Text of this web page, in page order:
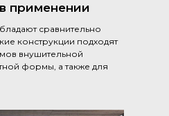
применении
сравнительно
конструкции подходят
внушительной
формы, а также для